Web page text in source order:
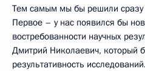
Тем самым мы бы решили сразу
Первое – у нас появился бы
востребованности научных
Дмитрий Николаевич, который
результативность